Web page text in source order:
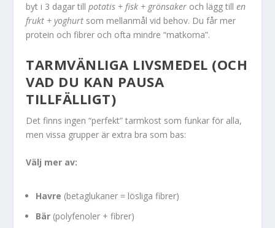
byt i 3 dagar tillpotatis + fisk + grönsaker och lägg tillen
frukt + yoghurt som mellanmål vid behov. Du får mer
protein och fibrer och ofta mindre “matkoma”.
TARMVÄNLIGA LIVSMEDEL (OCH
VAD DU KAN PAUSA
TILLFÄLLIGT)
Det finns ingen “perfekt” tarmkost som funkar för alla,
men vissa grupper är extra bra som bas:
Välj mer av:
Havre (betaglukaner = lösliga fibrer)
Bär (polyfenoler + fibrer)